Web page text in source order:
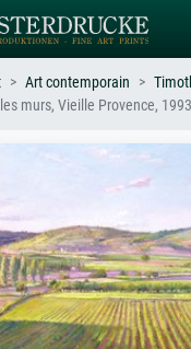
de Hokusai,
Décrivez la
abstrait
tableau
Art contemporain
murs, Vieille Provence, 1993